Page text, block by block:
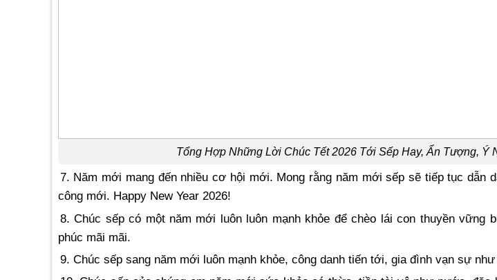
Tổng Hợp Những Lời Chúc Tết 2026 Tới Sếp Hay, Ấn Tượng, Ý
7. Năm mới mang đến nhiều cơ hội mới. Mong rằng năm mới sếp sẽ tiếp tục dẫn
công mới. Happy New Year 2026!
8. Chúc sếp có một năm mới luôn luôn mạnh khỏe để chèo lái con thuyền vững
phúc mãi mãi.
9. Chúc sếp sang năm mới luôn mạnh khỏe, công danh tiến tới, gia đình vạn sự